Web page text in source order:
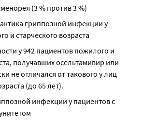
(3 % против 3 %)
гриппозной инфекции у
и старческого возраста
у 942 пациентов пожилого и
получавших осельтамивир или
не отличался от такового у лиц
(до 65 лет).
инфекции у пациентов с